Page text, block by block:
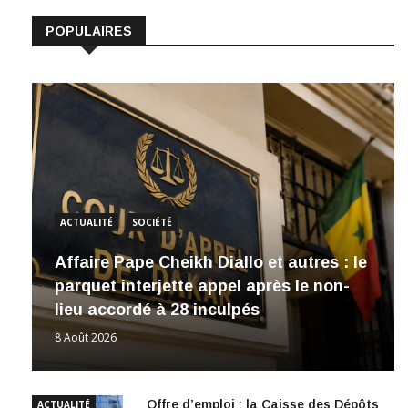
POPULAIRES
ACTUALITÉ SOCIÉTÉ
Affaire Pape Cheikh Diallo et autres : le
parquet interjette appel après le non-
lieu accordé à 28 inculpés
8 Août 2026
ACTUALITÉ Offre d’emploi : la Caisse des Dépôts